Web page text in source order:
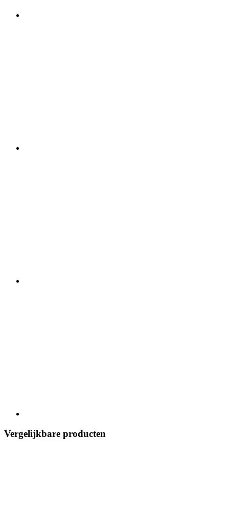
Vergelijkbare producten